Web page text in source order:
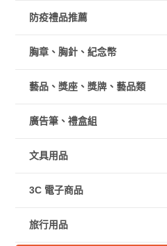
防疫禮品推薦
胸章、胸針、紀念幣
藝品、獎座、獎牌、藝品類
廣告筆、禮盒組
文具用品
3C 電子商品
旅行用品